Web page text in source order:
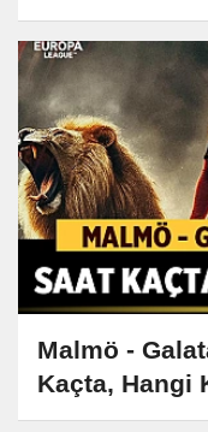
Malmö -
Kaçta, Hangi
Buruk'un